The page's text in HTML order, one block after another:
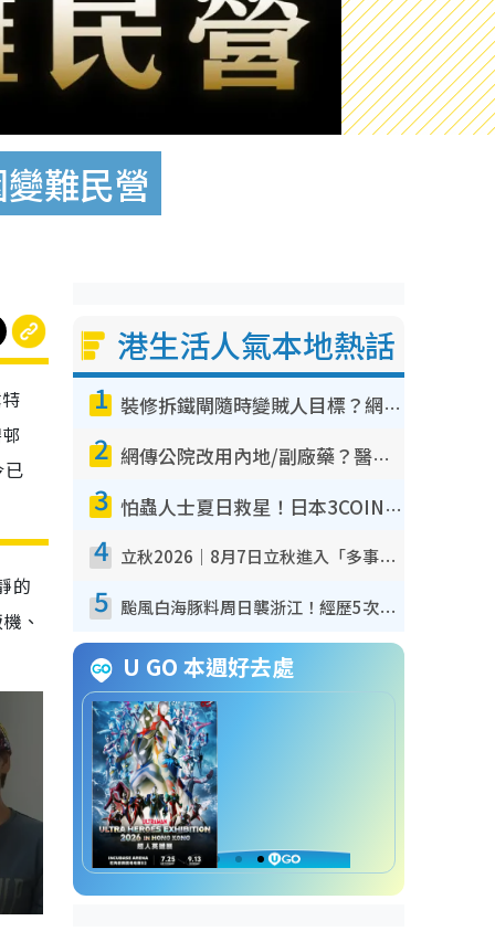
難民營
已
的
、
港生活人氣本地熱話
1 裝修拆鐵閘隨時變賊人目標？網民揭2大關鍵用途：裝新式等於白裝？附新舊鐵閘分別
2 網傳公院改用內地/副廠藥？醫生拆解正副廠分別 揭4類人換藥隨時出事
3 怕蟲人士夏日救星！日本3COINS爆紅驅蟲神器$45起 1招「全程免觸碰」輕鬆搞定小強
4 立秋2026｜8月7日立秋進入「多事之秋」 3件事唔做得！專家教6招開運 清枱頭／銀包納氣接好運
5 颱風白海豚料周日襲浙江！經歷5次「眼牆置換」極罕見 成登陸內地最長途颱風
U GO 本週好去處